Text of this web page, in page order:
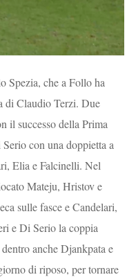
Spezia, che a Follo ha
di Claudio Terzi. Due
il successo della Prima
con una doppietta a
Elia e Falcinelli. Nel
Mateju, Hristov e
sulle fasce e Candelari,
e Di Serio la coppia
anche Djankpata e
di riposo, per tornare